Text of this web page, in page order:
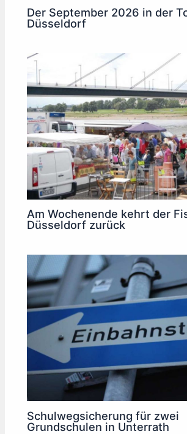
Der September 2026 in der
Düsseldorf
Am Wochenende kehrt der
Düsseldorf zurück
Schulwegsicherung für zwei
Grundschulen in Unterrath